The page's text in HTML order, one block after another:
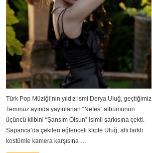
Türk Pop Müziği’nin yıldız ismi Derya Uluğ, geçtiğimiz
Temmuz ayında yayınlanan “Nefes” albümünün
üçüncü klibini “Şansım Olsun” isimli şarkısına çekti.
Sapanca’da çekilen eğlenceli klipte Uluğ, altı farklı
kostümle kamera karşısına …